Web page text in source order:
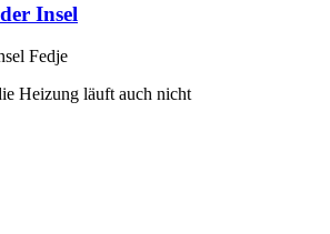
Insel
Fedje
Heizung läuft auch nicht